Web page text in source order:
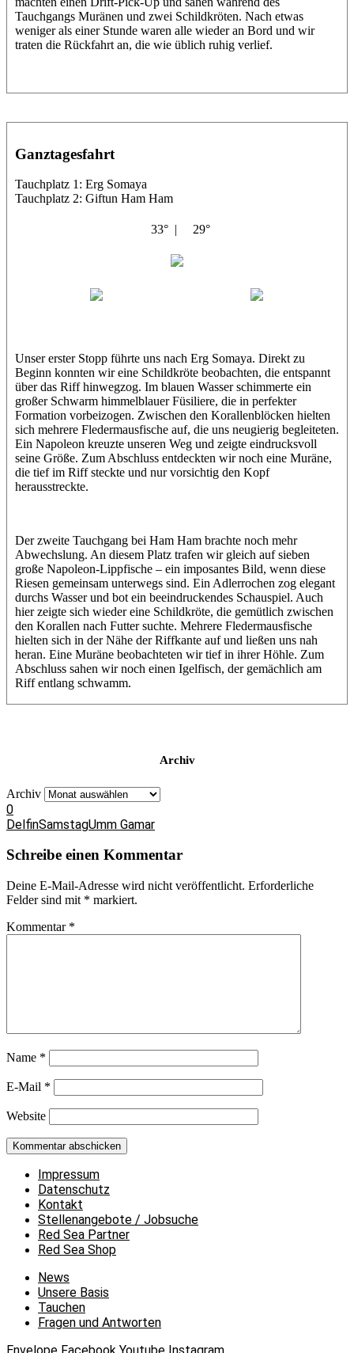
Tauchgangs Muränen und zwei Schildkröten. Nach etwas
weniger als einer Stunde waren alle wieder an Bord und wir
traten die Rückfahrt an, die wie üblich ruhig verlief.
Ganztagesfahrt
Tauchplatz 1: Erg Somaya
Tauchplatz 2: Giftun Ham Ham
33° | 29°
Unser erster Stopp führte uns nach Erg Somaya. Direkt zu
Beginn konnten wir eine Schildkröte beobachten, die entspannt
über das Riff hinwegzog. Im blauen Wasser schimmerte ein
großer Schwarm himmelblauer Füsiliere, die in perfekter
Formation vorbeizogen. Zwischen den Korallenblöcken hielten
sich mehrere Fledermausfische auf, die uns neugierig begleiteten.
Ein Napoleon kreuzte unseren Weg und zeigte eindrucksvoll
seine Größe. Zum Abschluss entdeckten wir noch eine Muräne,
die tief im Riff steckte und nur vorsichtig den Kopf
herausstreckte.
Der zweite Tauchgang bei Ham Ham brachte noch mehr
Abwechslung. An diesem Platz trafen wir gleich auf sieben
große Napoleon-Lippfische – ein imposantes Bild, wenn diese
Riesen gemeinsam unterwegs sind. Ein Adlerrochen zog elegant
durchs Wasser und bot ein beeindruckendes Schauspiel. Auch
hier zeigte sich wieder eine Schildkröte, die gemütlich zwischen
den Korallen nach Futter suchte. Mehrere Fledermausfische
hielten sich in der Nähe der Riffkante auf und ließen uns nah
heran. Eine Muräne beobachteten wir tief in ihrer Höhle. Zum
Abschluss sahen wir noch einen Igelfisch, der gemächlich am
Riff entlang schwamm.
Archiv
Archiv
0
DelfinSamstagUmm Gamar
Schreibe einen Kommentar
Deine E-Mail-Adresse wird nicht veröffentlicht. Erforderliche
Felder sind mit * markiert.
Kommentar *
Name *
E-Mail *
Website
Impressum
Datenschutz
Kontakt
Stellenangebote / Jobsuche
Red Sea Partner
Red Sea Shop
News
Unsere Basis
Tauchen
Fragen und Antworten